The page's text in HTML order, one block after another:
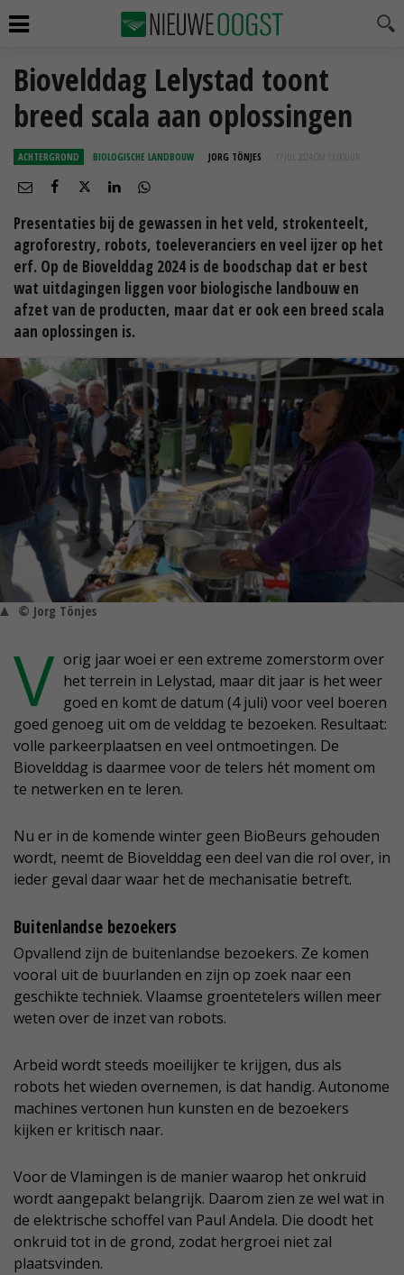
Biovelddag Lelystad toont
breed scala aan oplossingen
ACHTERGROND BIOLOGISCHE LANDBOUW JORG TÖNJES 17 JUL 2024 OM 13:00
Presentaties bij de gewassen in het veld, strokenteelt,
agroforestry, robots, toeleveranciers en veel ijzer op het
erf. Op de Biovelddag 2024 is de boodschap dat er best
wat uitdagingen liggen voor biologische landbouw en
afzet van de producten, maar dat er ook een breed scala
aan oplossingen is.
© Jorg Tönjes
V orig jaar woei er een extreme zomerstorm over
het terrein in Lelystad, maar dit jaar is het weer
goed en komt de datum (4 juli) voor veel boeren
goed genoeg uit om de velddag te bezoeken. Resultaat:
volle parkeerplaatsen en veel ontmoetingen. De
Biovelddag is daarmee voor de telers hét moment om
te netwerken en te leren.
Nu er in de komende winter geen BioBeurs gehouden
wordt, neemt de Biovelddag een deel van die rol over, in
ieder geval daar waar het de mechanisatie betreft.
Buitenlandse bezoekers
Opvallend zijn de buitenlandse bezoekers. Ze komen
vooral uit de buurlanden en zijn op zoek naar een
geschikte techniek. Vlaamse groentetelers willen meer
weten over de inzet van robots.
Arbeid wordt steeds moeilijker te krijgen, dus als
robots het wieden overnemen, is dat handig. Autonome
machines vertonen hun kunsten en de bezoekers
kijken er kritisch naar.
Voor de Vlamingen is de manier waarop het onkruid
wordt aangepakt belangrijk. Daarom zien ze wel wat in
de elektrische schoffel van Paul Andela. Die doodt het
onkruid tot in de grond, zodat hergroei niet zal
plaatsvinden.